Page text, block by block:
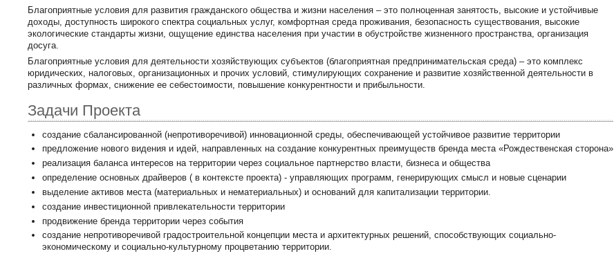
Благоприятные условия для развития гражданского общества и жизни населения – это полноценная занятость, высокие и устойчивые
доходы, доступность широкого спектра социальных услуг, комфортная среда проживания, безопасность существования, высокие
экологические стандарты жизни, ощущение единства населения при участии в обустройстве жизненного пространства, организация
досуга.
Благоприятные условия для деятельности хозяйствующих субъектов (благоприятная предпринимательская среда) – это комплекс
юридических, налоговых, организационных и прочих условий, стимулирующих сохранение и развитие хозяйственной деятельности в
различных формах, снижение ее себестоимости, повышение конкурентности и прибыльности.
Задачи Проекта
создание сбалансированной (непротиворечивой) инновационной среды, обеспечивающей устойчивое развитие территории
предложение нового видения и идей, направленных на создание конкурентных преимуществ бренда места «Рождественская сторона»
реализация баланса интересов на территории через социальное партнерство власти, бизнеса и общества
определение основных драйверов ( в контексте проекта) - управляющих программ, генерирующих смысл и новые сценарии
выделение активов места (материальных и нематериальных) и оснований для капитализации территории.
создание инвестиционной привлекательности территории
продвижение бренда территории через события
создание непротиворечивой градостроительной концепции места и архитектурных решений, способствующих социально-
экономическому и социально-культурному процветанию территории.